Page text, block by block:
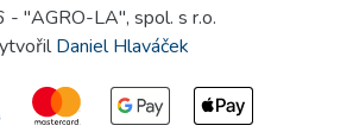
- "AGRO-LA", spol. s r.o.
Daniel Hlaváček